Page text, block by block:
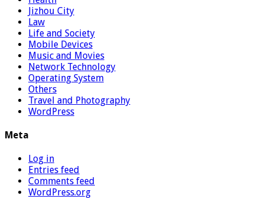
Jizhou City
Law
Life and Society
Mobile Devices
Music and Movies
Network Technology
Operating System
Others
Travel and Photography
WordPress
Meta
Log in
Entries feed
Comments feed
WordPress.org